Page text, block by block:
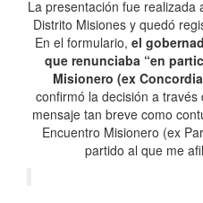
La presentación fue realizada
Distrito Misiones y quedó
En el formulario, el
que renunciaba “en
Misionero (ex
confirmó la decisión a
mensaje tan breve como
Encuentro Misionero (ex
partido al que me